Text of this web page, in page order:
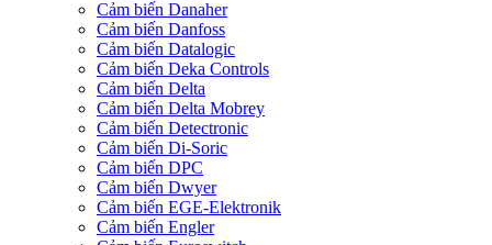
Cảm biến Danaher
Cảm biến Danfoss
Cảm biến Datalogic
Cảm biến Deka Controls
Cảm biến Delta
Cảm biến Delta Mobrey
Cảm biến Detectronic
Cảm biến Di-Soric
Cảm biến DPC
Cảm biến Dwyer
Cảm biến EGE-Elektronik
Cảm biến Engler